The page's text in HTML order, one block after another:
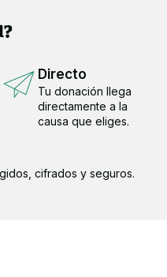
Directo
Tu donación llega
directamente a la
causa que eliges.
cifrados y seguros.